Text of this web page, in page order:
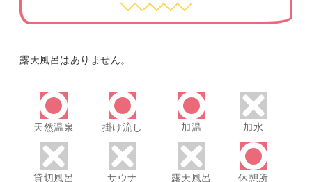
露天風呂はありません。
天然温泉 掛け流し 加温 加水
貸切風呂 サウナ 露天風呂 休憩所